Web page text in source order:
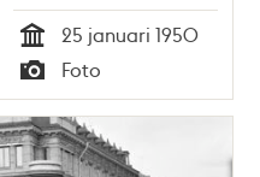
Tid
25 januari 1950
Typ
Foto